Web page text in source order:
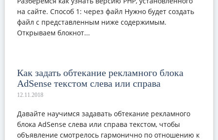
на сайте. Способ 1: через файл Нужно будет создать
файл с представленным ниже содержимым.
Открываем блокнот...
Как задать обтекание рекламного блока
AdSense текстом слева или справа
Давайте научимся задавать обтекание рекламного
блока AdSense слева или справа текстом, чтобы
объявление смотрелось гармонично по отношению к